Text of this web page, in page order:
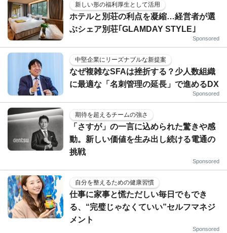
新しい形の福利厚生として活用
ホテルと別荘の利点を凝縮…経営者が選
ぶシェア別荘｢GLAMDAY STYLE｣
Sponsored
中堅企業にリーズナブルな新提案
なぜ複雑なSFAは挫折する？少人数組織
に最適な「名刺管理の延長」で進めるDX
Sponsored
期待を超えるチームの強さ
「さすが」の一言に込められた驚きや感
動。新しい価値を生み出し続ける電通の
挑戦
Sponsored
自分を整えるための健康習慣
仕事に家事と慌ただしい毎日でもでき
る、“完璧じゃなくていい”セルフマネジ
メント
Sponsored